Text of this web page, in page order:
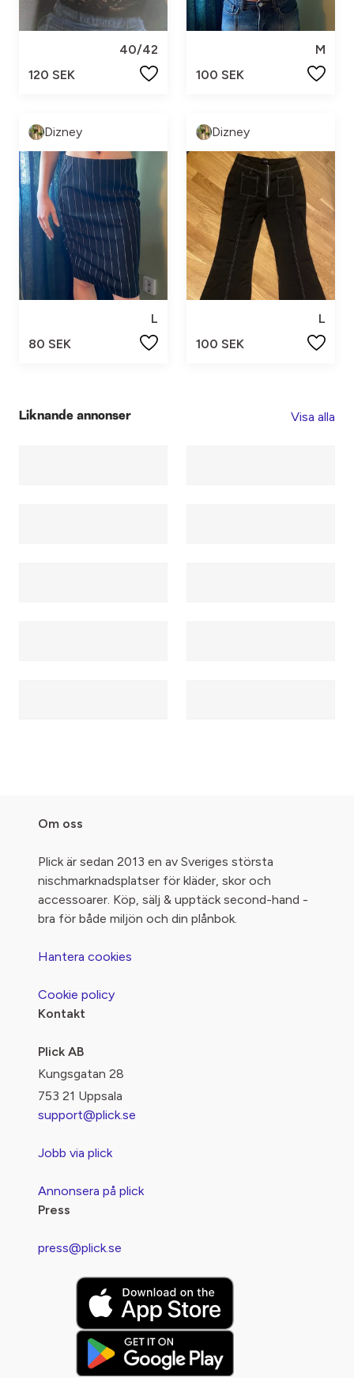
40/42
120 SEK
M
100 SEK
Dizney
L
80 SEK
Dizney
L
100 SEK
Liknande annonser Visa alla
Om oss
Plick är sedan 2013 en av Sveriges största
nischmarknadsplatser för kläder, skor och
accessoarer. Köp, sälj & upptäck second-hand -
bra för både miljön och din plånbok.
Hantera cookies
Cookie policy
Kontakt
Plick AB
Kungsgatan 28
753 21 Uppsala
support@plick.se
Jobb via plick
Annonsera på plick
Press
press@plick.se